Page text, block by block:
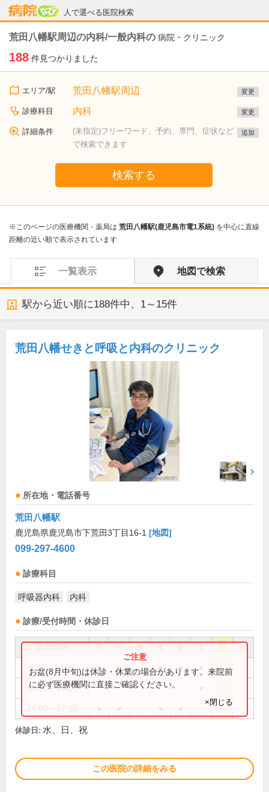
人で選べる医院検索
病院なび
荒田八幡駅周辺の内科/一般内科の 病院・クリニック
188 件見つかりました
エリア/駅 荒田八幡駅周辺 変更
診療科目 内科 変更
詳細条件
(未指定)フリーワード、予約、専門、症状など
で検索できます
追加
検索する
※このページの医療機関・薬局は 荒田八幡駅(鹿児島市電1系統) を中心に直線
距離の近い順で表示されています
一覧表示 地図で検索
駅から近い順に188件中、 1～15件
荒田八幡せきと呼吸と内科のクリニック
所在地・電話番号
荒田八幡駅
鹿児島県鹿児島市下荒田3丁目16-1 [地図]
099-297-4600
診療科目
呼吸器内科 内科
診療/受付時間・休診日
祝
8:30～12:30 ● ● ● ●
14:00～16:00
お盆(8月中旬)は休診・休業の場合があります。来院前
に必ず医療機関に直接ご確認ください。
×閉じる
休診日: 水、日、祝
この医院の詳細をみる